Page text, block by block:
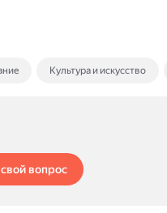
Культура и искусство
вопрос